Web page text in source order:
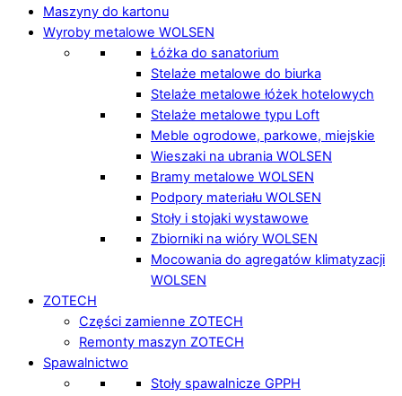
Maszyny do kartonu
Wyroby metalowe WOLSEN
Łóżka do sanatorium
Stelaże metalowe do biurka
Stelaże metalowe łóżek hotelowych
Stelaże metalowe typu Loft
Meble ogrodowe, parkowe, miejskie
Wieszaki na ubrania WOLSEN
Bramy metalowe WOLSEN
Podpory materiału WOLSEN
Stoły i stojaki wystawowe
Zbiorniki na wióry WOLSEN
Mocowania do agregatów klimatyzacji
WOLSEN
ZOTECH
Części zamienne ZOTECH
Remonty maszyn ZOTECH
Spawalnictwo
Stoły spawalnicze GPPH